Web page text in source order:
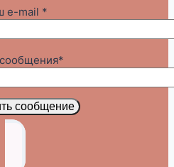
e-mail *
сообщение